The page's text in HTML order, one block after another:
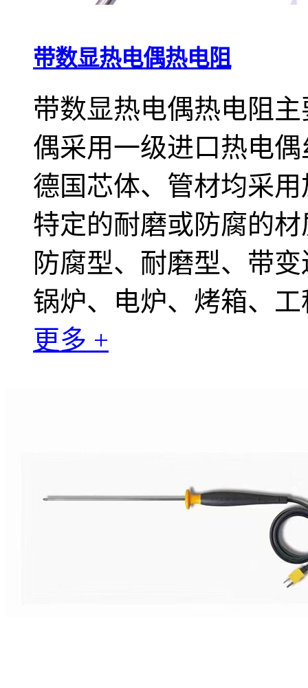
带数显热电偶热电阻
带数显热电偶热电阻
偶采用一级进口热电
德国芯体、管材均采用
特定的耐磨或防腐的
防腐型、耐磨型、带
锅炉、电炉、烤箱、
更多 +